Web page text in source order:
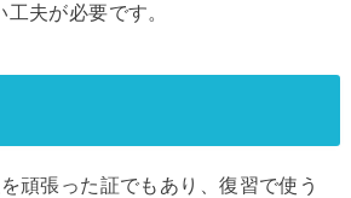
夫が必要です。
頑張った証でもあり、復習で使う